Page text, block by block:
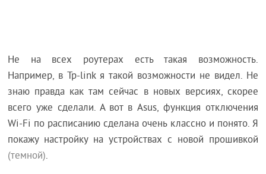
Не на всех роутерах есть такая возможность.
Например, в Tp-link я такой возможности не видел. Не
знаю правда как там сейчас в новых версиях, скорее
всего уже сделали. А вот в Asus, функция отключения
Wi-Fi по расписанию сделана очень классно и понято. Я
покажу настройку на устройствах с новой прошивкой
(темной).